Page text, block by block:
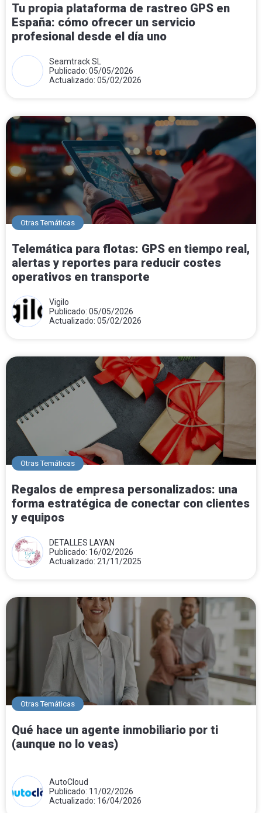
Tu propia plataforma de rastreo GPS en
España: cómo ofrecer un servicio
profesional desde el día uno
Seamtrack SL
Publicado: 05/05/2026
Actualizado: 05/02/2026
Otras Temáticas
Telemática para flotas: GPS en tiempo real,
alertas y reportes para reducir costes
operativos en transporte
Vigilo
Publicado: 05/05/2026
Actualizado: 05/02/2026
Otras Temáticas
Regalos de empresa personalizados: una
forma estratégica de conectar con clientes
y equipos
DETALLES LAYAN
Publicado: 16/02/2026
Actualizado: 21/11/2025
Otras Temáticas
Qué hace un agente inmobiliario por ti
(aunque no lo veas)
AutoCloud
Publicado: 11/02/2026
Actualizado: 16/04/2026